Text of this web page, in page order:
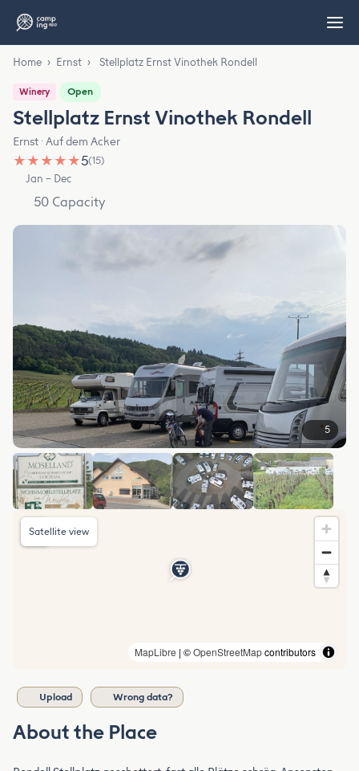
Home › Ernst › Stellplatz Ernst Vinothek Rondell
Winery Open
Stellplatz Ernst Vinothek Rondell
Ernst · Auf dem Acker
★ ★ ★ ★ ★5(15)
Jan – Dec
50 Capacity
5
MapLibre | ©OpenStreetMapcontributors
Satellite view
Upload Wrong data?
About the Place